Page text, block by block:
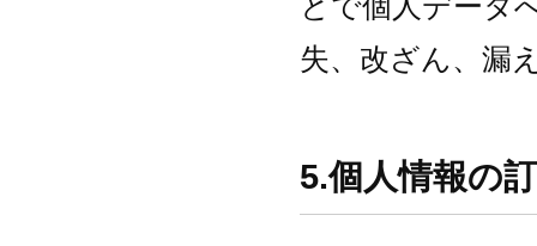
とで個人データ
失、改ざん、漏
5.個人情報の